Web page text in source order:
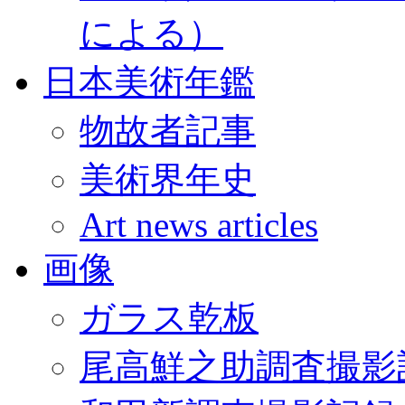
による）
日本美術年鑑
物故者記事
美術界年史
Art news articles
画像
ガラス乾板
尾高鮮之助調査撮